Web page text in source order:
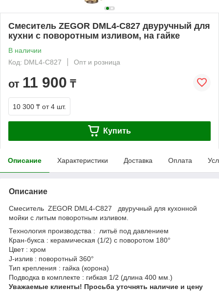
Смеситель ZEGOR DML4-C827 двуручный для
кухни с поворотным изливом, на гайке
В наличии
Код: DML4-C827
Опт и розница
от 11 900 ₸
10 300 ₸ от 4 шт.
Купить
Описание Характеристики Доставка Оплата
Описание
Смеситель ZEGOR DML4-C827 двуручный для кухонной
мойки с литым поворотным изливом.
Технология производства : литьё под давлением
Кран-букса : керамическая (1/2) с поворотом 180°
Цвет : хром
J-излив : поворотный 360°
Тип крепления : гайка (корона)
Подводка в комплекте : гибкая 1/2 (длина 400 мм.)
Уважаемые клиенты! Просьба уточнять наличие и цену